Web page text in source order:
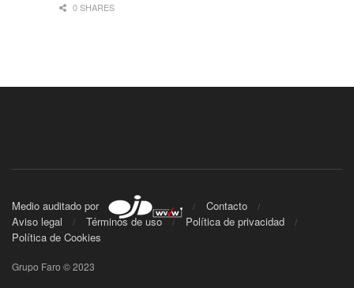
0 SHARES
Medio auditado por
Contacto
Aviso legal
Términos de uso
Política de privacidad
Política de Cookies
Grupo Faro © 2023